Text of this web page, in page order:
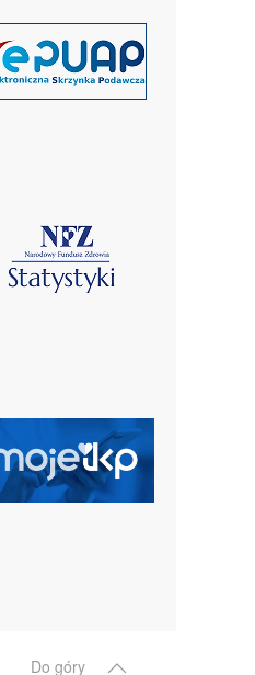
czytaj
czytaj
czytaj
Do góry